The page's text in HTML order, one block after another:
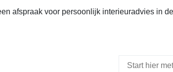
afspraak voor persoonlijk interieuradvies in